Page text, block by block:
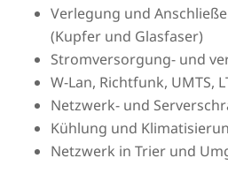
Verlegung und
(Kupfer und Glasfaser)
Stromversorgung- und
W-Lan, Richtfunk, UMTS,
Netzwerk- und
Kühlung und
Netzwerk in Trier und